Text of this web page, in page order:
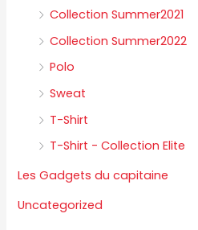
Collection Summer2021
Collection Summer2022
Polo
Sweat
T-Shirt
T-Shirt - Collection Elite
Les Gadgets du capitaine
Uncategorized